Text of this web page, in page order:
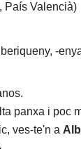
País Valencià)
-
panxa i poc
ves-te'n a